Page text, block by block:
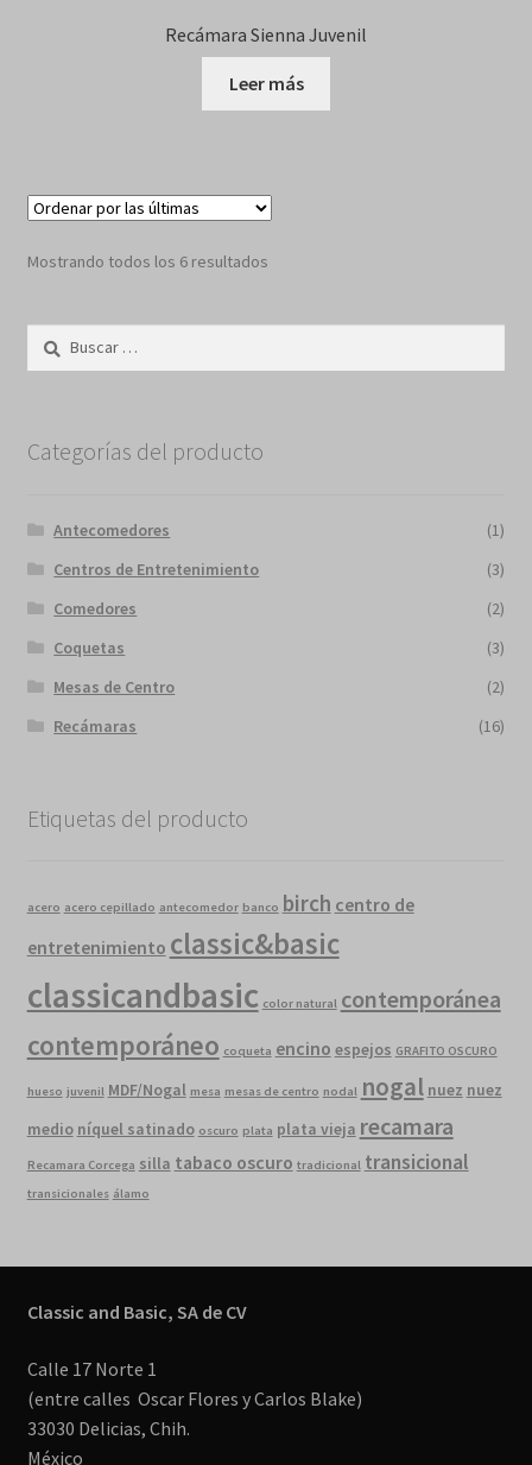
Recámara Sienna Juvenil
Leer más
Mostrando todos los 6 resultadosSorted
Buscar:
Categorías del producto
Antecomedores
(1)
Centros de Entretenimiento
(3)
Comedores
(2)
Coquetas
(3)
Mesas de Centro
(2)
Recámaras
(16)
Etiquetas del producto
acero acero cepillado antecomedor banco birch centro de
entretenimiento classic&basic
classicandbasic color natural contemporánea
contemporáneo coqueta encino espejos GRAFITO OSCURO
hueso juvenil MDF/Nogal mesa mesas de centro nodal nogal nuez nuez
medio níquel satinado oscuro plata plata vieja recamara
Recamara Corcega silla tabaco oscuro tradicional transicional
transicionales álamo
Classic and Basic, SA de CV
Calle 17 Norte 1
(entre calles Oscar Flores y Carlos Blake)
33030 Delicias, Chih.
México